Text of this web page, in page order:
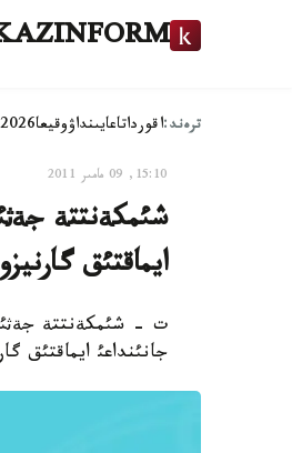
ترەند:اقورداتاعايىنداۋوقيعا2026-سايلاۋ
15:10, 09 مامىر 2011
شئمكةنتتة
ايماقتئق
ت - شئمكةنتتة جةثئس
جانئنداعئ ايماقتئق